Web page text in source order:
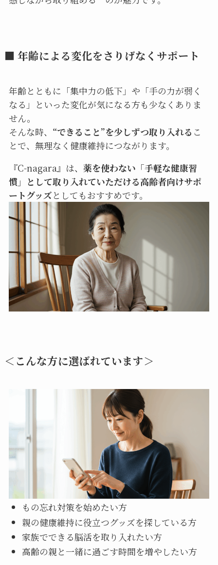
■ 年齢による変化をさりげなくサポート
年齢とともに「集中力の低下」や「手の力が弱く
なる」といった変化が気になる方も少なくありま
せん。
そんな時、 “できること”を少しずつ取り入れる こ
とで、無理なく健康維持につながります。
『C-nagara』は、 薬を使わない「手軽な健康習
慣」として取り入れていただける高齢者向けサポ
ートグッズとしてもおすすめです。
＜こんな方に選ばれています＞
もの忘れ対策を始めたい方
親の健康維持に役立つグッズを探している方
家族でできる脳活を取り入れたい方
高齢の親と一緒に過ごす時間を増やしたい方